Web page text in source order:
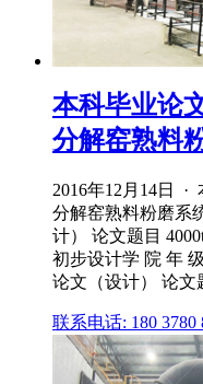
本科毕业论
分解窑熟料
2016年12月14日 ·
分解窑熟料粉磨系
计） 论文题目
初步设计学 院 年
论文（设计） 论文
联系电话: 180 3780